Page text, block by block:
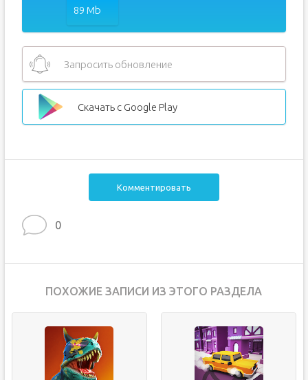
89 Mb
Запросить обновление
Скачать с Google Play
Комментировать
0
ПОХОЖИЕ ЗАПИСИ ИЗ ЭТОГО РАЗДЕЛА